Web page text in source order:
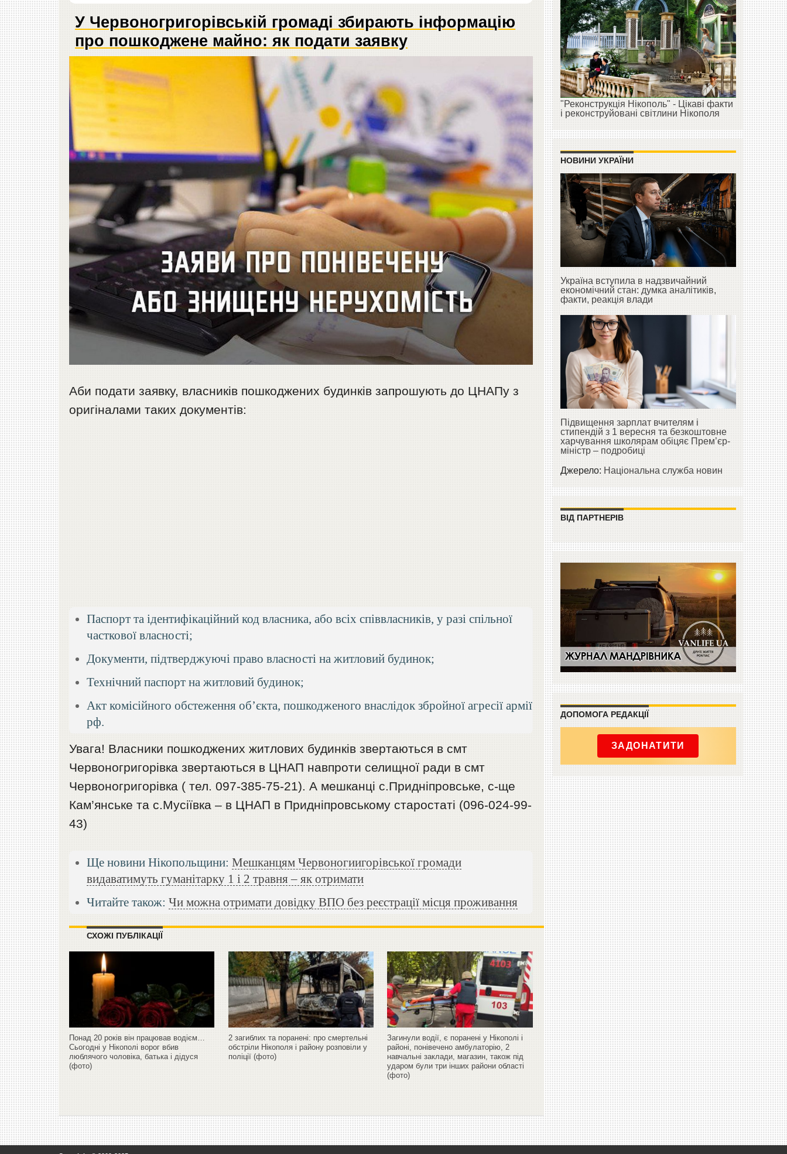
У Червоногригорівській громаді збирають інформацію
про пошкоджене майно: як подати заявку
Аби подати заявку, власників пошкоджених будинків запрошують до ЦНАПу з
оригіналами таких документів:
Паспорт та ідентифікаційний код власника, або всіх співвласників, у разі спільної
часткової власності;
Документи, підтверджуючі право власності на житловий будинок;
Технічний паспорт на житловий будинок;
Акт комісійного обстеження об’єкта, пошкодженого внаслідок збройної агресії армії
рф.
Увага! Власники пошкоджених житлових будинків звертаються в смт
Червоногригорівка звертаються в ЦНАП навпроти селищної ради в смт
Червоногригорівка ( тел. 097-385-75-21). А мешканці с.Придніпровське, с-ще
Кам’янське та с.Мусіївка – в ЦНАП в Придніпровському старостаті (096-024-99-
43)
Ще новини Нікопольщини:Мешканцям Червоногиигорівської громади
видаватимуть гуманітарку 1 і 2 травня – як отримати
Читайте також:Чи можна отримати довідку ВПО без реєстрації місця проживання
СХОЖІ ПУБЛІКАЦІЇ
Понад 20 років він працював водієм…
Сьогодні у Нікополі ворог вбив
люблячого чоловіка, батька і дідуся
(фото)
2 загиблих та поранені: про смертельні
обстріли Нікополя і району розповіли у
поліції (фото)
Загинули водії, є поранені у Нікополі і
районі, понівечено амбулаторію, 2
навчальні заклади, магазин, також під
ударом були три інших райони області
(фото)
"Реконструкція Нікополь" - Цікаві факти
і реконструйовані світлини Нікополя
НОВИНИ УКРАЇНИ
Україна вступила в надзвичайний
економічний стан: думка аналітиків,
факти, реакція влади
Підвищення зарплат вчителям і
стипендій з 1 вересня та безкоштовне
харчування школярам обіцяє Прем’єр-
міністр – подробиці
Джерело:Національна служба новин
ВІД ПАРТНЕРІВ
ДОПОМОГА РЕДАКЦІЇ
ЗАДОНАТИТИ